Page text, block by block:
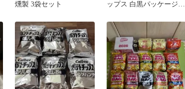
燻製 3袋セット
ップス 白黒パッケージ